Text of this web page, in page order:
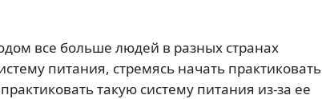
все больше людей в разных странах
питания, стремясь начать практиковать
такую систему питания из-за ее